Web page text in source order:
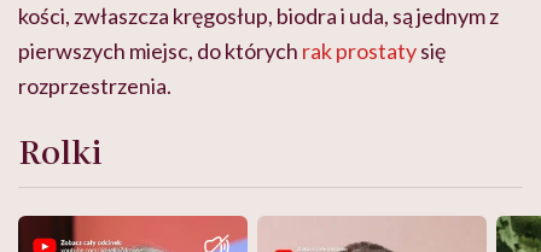
kości, zwłaszcza kręgosłup, biodra i uda, są jednym z
pierwszych miejsc, do których rak prostatysię
rozprzestrzenia.
Rolki